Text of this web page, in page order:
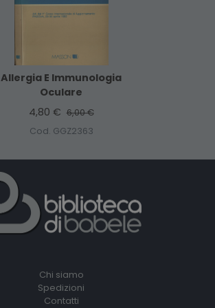
Allergia E Immunologia
Oculare
4,80 € 6,00 €
Cod. GGZ2363
Chi siamo
Spedizioni
Contatti